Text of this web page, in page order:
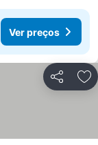
Ver preços
Partilhar